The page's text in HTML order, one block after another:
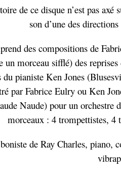
de ce disque n’est pas
son d’une des
des compositions de
un morceau sifflé) des
du pianiste Ken Jones
par Fabrice Eulry ou Ken
Naude) pour un orchestre
morceaux : 4 trompettistes,
de Ray Charles, piano,